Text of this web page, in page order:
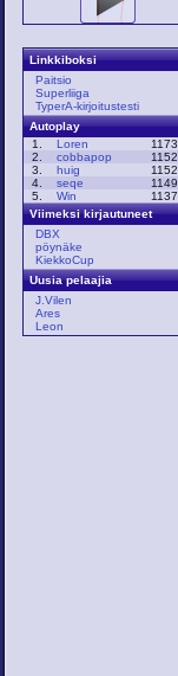
Linkkiboksi
Paitsio
Superliiga
TyperA-kirjoitustesti
Autoplay
1.
Loren
1173
2.
cobbapop
1152
3.
huig
1152
4.
seqe
1149
5.
Win
1137
Viimeksi kirjautuneet
DBX
pöynäke
KiekkoCup
Uusia pelaajia
J.Vilen
Ares
Leon